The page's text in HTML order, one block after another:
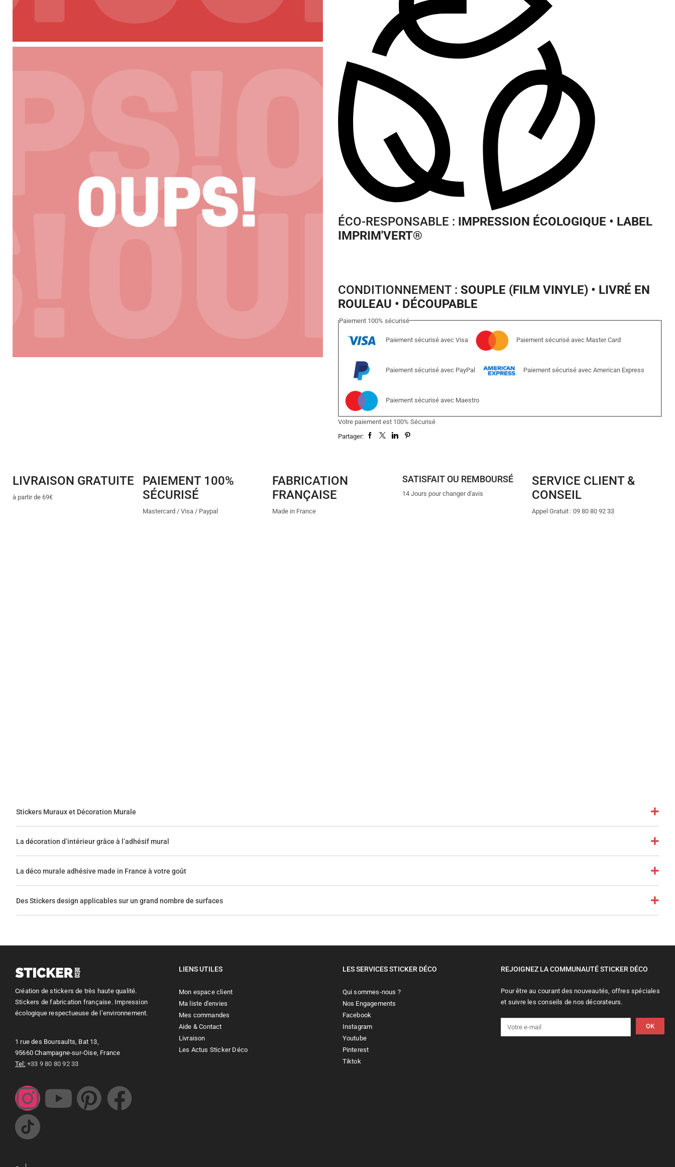
ÉCO-RESPONSABLE : IMPRESSION ÉCOLOGIQUE • LABEL
IMPRIM'VERT®
CONDITIONNEMENT :SOUPLE (FILM VINYLE) • LIVRÉ EN
ROULEAU • DÉCOUPABLE
Paiement 100% sécurisé
Paiement sécurisé avec Visa Paiement sécurisé avec Master Card
Paiement sécurisé avec PayPal Paiement sécurisé avec American Express
Paiement sécurisé avec Maestro
Votre paiement est 100% Sécurisé
Partager:
LIVRAISON GRATUITE
à partir de 69€
PAIEMENT 100%
SÉCURISÉ
Mastercard / Visa / Paypal
FABRICATION
FRANÇAISE
Made in France
SATISFAIT OU REMBOURSÉ
14 Jours pour changer d'avis
SERVICE CLIENT &
CONSEIL
Appel Gratuit : 09 80 80 92 33
Stickers Muraux et Décoration Murale
La décoration d’intérieur grâce à l’adhésif mural
La déco murale adhésive made in France à votre goût
Des Stickers design applicables sur un grand nombre de surfaces
Création de stickers de très haute qualité.
Stickers de fabrication française. Impression
écologique respectueuse de l’environnement.
1 rue des Boursaults, Bat 13,
95660 Champagne-sur-Oise, France
Tel: +33 9 80 80 92 33
LIENS UTILES
Mon espace client
Ma liste d'envies
Mes commandes
Aide & Contact
Livraison
Les Actus Sticker Déco
LES SERVICES STICKER DÉCO
Qui sommes-nous ?
Nos Engagements
Facebook
Instagram
Youtube
Pinterest
Tiktok
REJOIGNEZ LA COMMUNAUTÉ STICKER DÉCO
Pour être au courant des nouveautés, offres spéciales
et suivre les conseils de nos décorateurs.
OK